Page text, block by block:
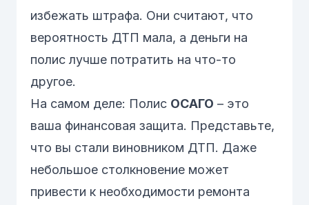
избежать штрафа. Они считают, что
вероятность ДТП мала, а деньги на
полис лучше потратить на что-то
другое.
На самом деле: Полис ОСАГО – это
ваша финансовая защита. Представьте,
что вы стали виновником ДТП. Даже
небольшое столкновение может
привести к необходимости ремонта